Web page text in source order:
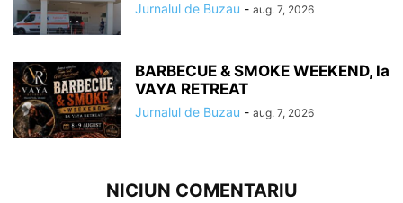
Jurnalul de Buzau - aug. 7, 2026
BARBECUE & SMOKE WEEKEND, la
VAYA RETREAT
Jurnalul de Buzau - aug. 7, 2026
NICIUN COMENTARIU